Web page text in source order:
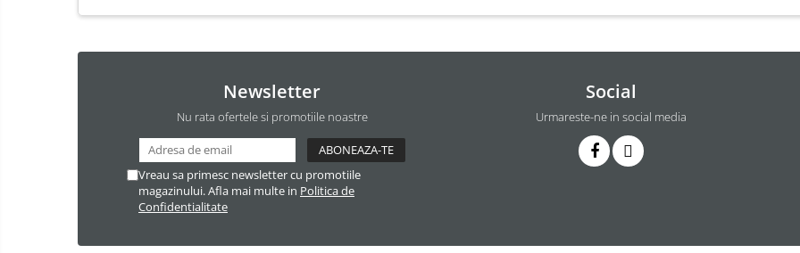
Perdele Dus
Promotii pachete chiuveta +
Chiuvete bucatarie din compozit
Chiuveta bucatarie inox
Newsletter
Nu rata ofertele si promotiile noastre
Vreau sa primesc newsletter cu promotiile
magazinului. Afla mai multe in Politica de
Confidentialitate
Social
Urmareste-ne in social media